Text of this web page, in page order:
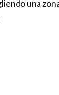
una